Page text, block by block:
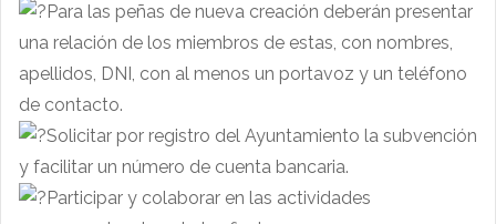
Para las peñas de nueva creación deberán presentar
una relación de los miembros de estas, con nombres,
apellidos, DNI, con al menos un portavoz y un teléfono
de contacto.
Solicitar por registro del Ayuntamiento la subvención
y facilitar un número de cuenta bancaria.
Participar y colaborar en las actividades